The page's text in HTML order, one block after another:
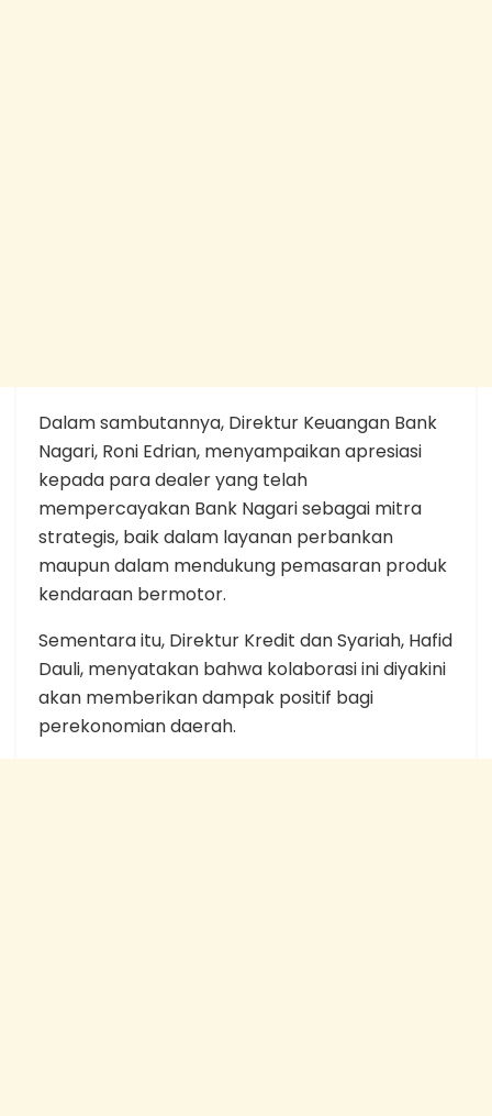
Dalam sambutannya, Direktur Keuangan Bank
Nagari, Roni Edrian, menyampaikan apresiasi
kepada para dealer yang telah
mempercayakan Bank Nagari sebagai mitra
strategis, baik dalam layanan perbankan
maupun dalam mendukung pemasaran produk
kendaraan bermotor.
Sementara itu, Direktur Kredit dan Syariah, Hafid
Dauli, menyatakan bahwa kolaborasi ini diyakini
akan memberikan dampak positif bagi
perekonomian daerah.